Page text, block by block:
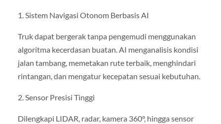
1. Sistem Navigasi Otonom Berbasis AI
Truk dapat bergerak tanpa pengemudi menggunakan
algoritma kecerdasan buatan. AI menganalisis kondisi
jalan tambang, memetakan rute terbaik, menghindari
rintangan, dan mengatur kecepatan sesuai kebutuhan.
2. Sensor Presisi Tinggi
Dilengkapi LIDAR, radar, kamera 360°, hingga sensor